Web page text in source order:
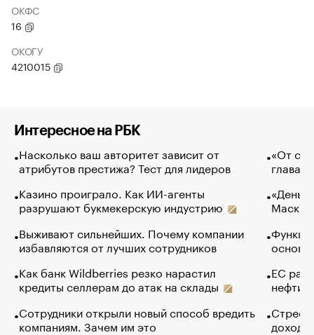
ОКФС
16
ОКОГУ
4210015
Интересное на РБК
Насколько ваш авторитет зависит от
атрибутов престижа? Тест для лидеров
Казино проиграло. Как ИИ-агенты
разрушают букмекерскую индустрию
Выживают сильнейших. Почему компании
избавляются от лучших сотрудников
Как банк Wildberries резко нарастил
кредиты селлерам до атак на склады
Сотрудники открыли новый способ вредить
компаниям. Зачем им это
«От
глава
Маск в
основ
ЕС
нефти